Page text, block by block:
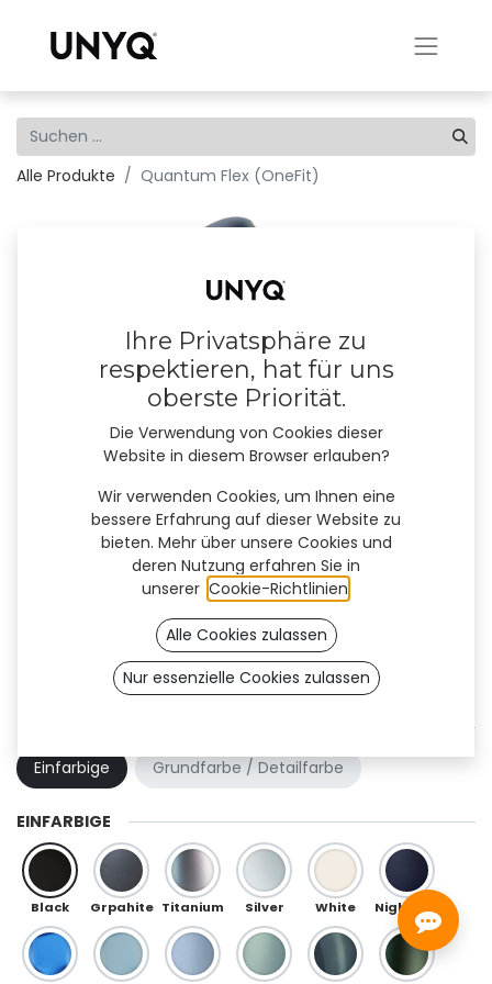
Alle Produkte Quantum Flex (OneFit)
Quantum Flex (OneFit)
Einfarbige
Grundfarbe / Detailfarbe
EINFARBIGE
Black Grpahite Titanium Silver White
Ihre Privatsphäre zu
respektieren, hat für uns
oberste Priorität.
Die Verwendung von Cookies dieser
Website in diesem Browser erlauben?
Wir verwenden Cookies, um Ihnen eine
bessere Erfahrung auf dieser Website zu
bieten. Mehr über unsere Cookies und
deren Nutzung erfahren Sie in
unserer Cookie-Richtlinien
Alle Cookies zulassen
Nur essenzielle Cookies zulassen